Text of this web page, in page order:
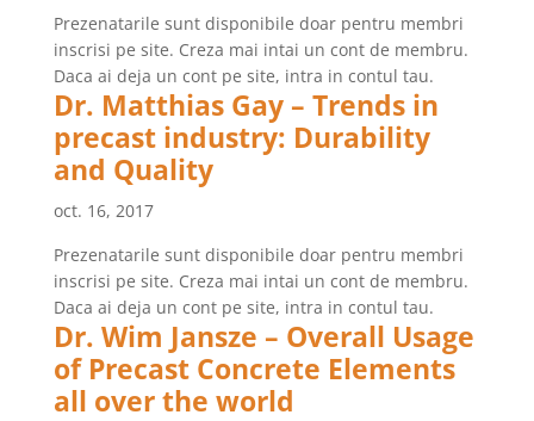
Prezenatarile sunt disponibile doar pentru membri
inscrisi pe site. Creza mai intai un cont de membru.
Daca ai deja un cont pe site, intra in contul tau.
Dr. Matthias Gay – Trends in
precast industry: Durability
and Quality
oct. 16, 2017
Prezenatarile sunt disponibile doar pentru membri
inscrisi pe site. Creza mai intai un cont de membru.
Daca ai deja un cont pe site, intra in contul tau.
Dr. Wim Jansze – Overall Usage
of Precast Concrete Elements
all over the world